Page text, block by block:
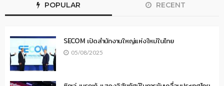
POPULAR RECENT
SECOM เปิดสำนักงานใหญ่แห่งใหม่ในไทย
05/08/2025